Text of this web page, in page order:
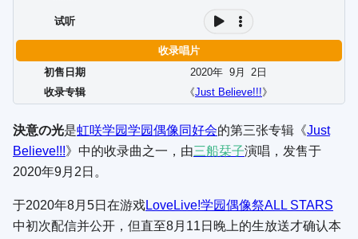
试听
收录唱片
初售日期
2020年 9月 2 日
收录专辑
《Just Believe!!!》
決意の光是虹咲学园学园偶像同好会的第三张专辑《Just
Believe!!!》中的收录曲之一，由三船栞子演唱，发售于
2020年9月2日。
于2020年8月5日在游戏LoveLive!学园偶像祭ALL STARS
中初次配信并公开，但直至8月11日晚上的生放送才确认本